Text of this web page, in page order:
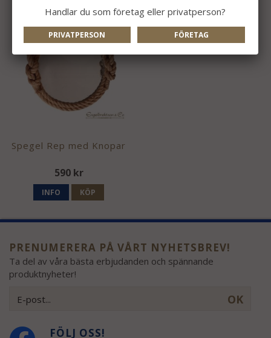
Spegel Rep med Knopar
590 kr
INFO KÖP
PRENUMERERA PÅ VÅRT NYHETSBREV!
Ta del av våra bästa erbjudanden och spännande
produktnyheter!
OK
FÖLJ OSS!
Handlar du som företag eller privatperson?
PRIVATPERSON FÖRETAG